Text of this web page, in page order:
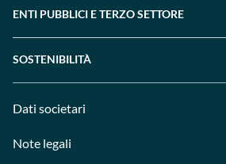
ENTI PUBBLICI E TERZO SETTORE
SOSTENIBILITÀ
Dati societari
Note legali